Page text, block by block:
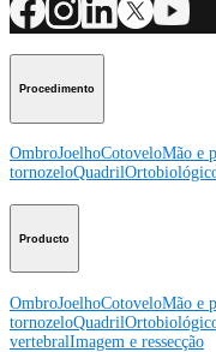
Procedimento
OmbroJoelhoCotoveloMão e
tornozeloQuadril
Producto
OmbroJoelhoCotoveloMão e
tornozeloQuadril
vertebralImagem e ressecção